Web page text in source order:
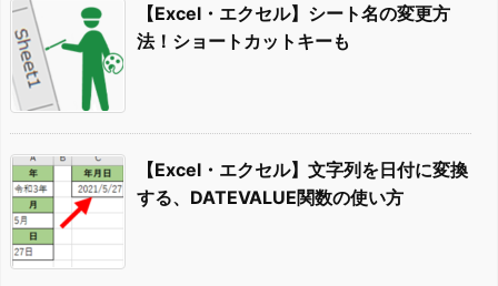
【Excel・エクセル】シート名の変更方
法！ショートカットキーも
【Excel・エクセル】文字列を日付に変換
する、DATEVALUE関数の使い方